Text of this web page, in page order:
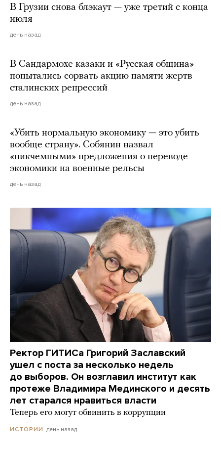
В Грузии снова блэкаут — уже третий с конца
июля
день назад
В Сандармохе казаки и «Русская община»
попытались сорвать акцию памяти жертв
сталинских репрессий
день назад
«Убить нормальную экономику — это убить
вообще страну». Собянин назвал
«никчемными» предложения о переводе
экономики на военные рельсы
день назад
Ректор ГИТИСа Григорий Заславский
ушел с поста за несколько недель
до выборов. Он возглавил институт как
протеже Владимира Мединского и десять
лет старался нравиться власти
Теперь его могут обвинить в коррупции
ИСТОРИИ день назад